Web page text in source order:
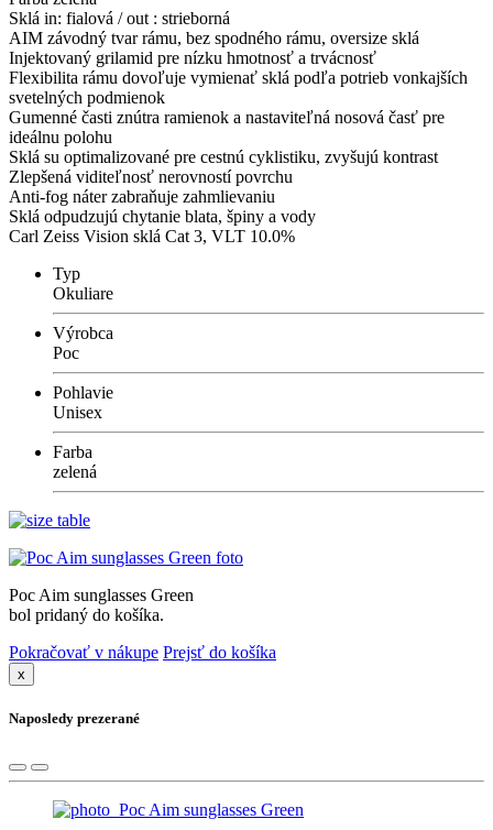
Sklá in: fialová / out : strieborná
AIM závodný tvar rámu, bez spodného rámu, oversize sklá
Injektovaný grilamid pre nízku hmotnosť a trvácnosť
Flexibilita rámu dovoľuje vymienať sklá podľa potrieb vonkajších
svetelných podmienok
Gumenné časti znútra ramienok a nastaviteľná nosová časť pre
ideálnu polohu
Sklá su optimalizované pre cestnú cyklistiku, zvyšujú kontrast
Zlepšená viditeľnosť nerovností povrchu
Anti-fog náter zabraňuje zahmlievaniu
Sklá odpudzujú chytanie blata, špiny a vody
Carl Zeiss Vision sklá Cat 3, VLT 10.0%
Typ
Okuliare
Výrobca
Poc
Pohlavie
Unisex
Farba
zelená
Poc Aim sunglasses Green
bol pridaný do košíka.
Pokračovať v nákupe Prejsť do košíka
x
Naposledy prezerané